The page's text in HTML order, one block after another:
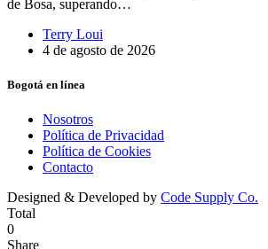
de Bosa, superando…
Terry Loui
4 de agosto de 2026
Bogotá en línea
Nosotros
Política de Privacidad
Política de Cookies
Contacto
Designed & Developed by Code Supply Co.
Total
0
Share